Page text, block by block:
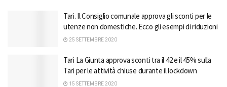
Tari. Il Consiglio comunale approva gli sconti per le
utenze non domestiche. Ecco gli esempi di riduzioni
25 SETTEMBRE 2020
Tari La Giunta approva sconti tra il 42 e il 45% sulla
Tari per le attività chiuse durante il lockdown
15 SETTEMBRE 2020